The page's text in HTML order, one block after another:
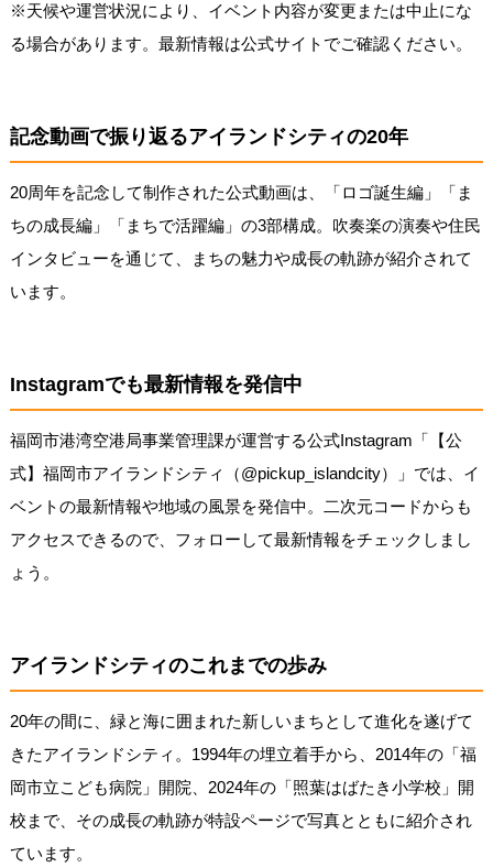
※天候や運営状況により、イベント内容が変更または中止にな
る場合があります。最新情報は公式サイトでご確認ください。
記念動画で振り返るアイランドシティの20年
20周年を記念して制作された公式動画は、「ロゴ誕生編」「ま
ちの成長編」「まちで活躍編」の3部構成。吹奏楽の演奏や住民
インタビューを通じて、まちの魅力や成長の軌跡が紹介されて
います。
Instagramでも最新情報を発信中
福岡市港湾空港局事業管理課が運営する公式Instagram「【公
式】福岡市アイランドシティ（@pickup_islandcity）」では、イ
ベントの最新情報や地域の風景を発信中。二次元コードからも
アクセスできるので、フォローして最新情報をチェックしまし
ょう。
アイランドシティのこれまでの歩み
20年の間に、緑と海に囲まれた新しいまちとして進化を遂げて
きたアイランドシティ。1994年の埋立着手から、2014年の「福
岡市立こども病院」開院、2024年の「照葉はばたき小学校」開
校まで、その成長の軌跡が特設ページで写真とともに紹介され
ています。